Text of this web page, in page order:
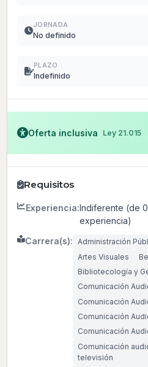
JORNADA
No definido
PLAZO
Indefinido
Oferta inclusiva Ley 21.015
Requisitos
Experiencia:Indiferente (de
experiencia)
Carrera(s): Administración
Artes Visuales
Bibliotecología y
Comunicación
Comunicación
Comunicación
Comunicación
Comunicación
televisión